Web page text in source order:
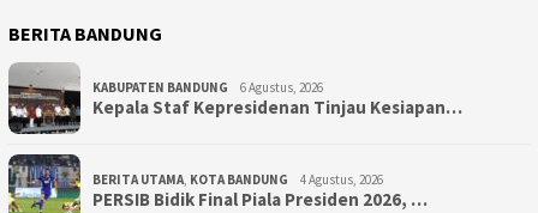
BERITA BANDUNG
KABUPATEN BANDUNG 6 Agustus, 2026
Kepala Staf Kepresidenan Tinjau Kesiapan…
BERITA UTAMA, KOTA BANDUNG 4 Agustus, 2026
PERSIB Bidik Final Piala Presiden 2026, …